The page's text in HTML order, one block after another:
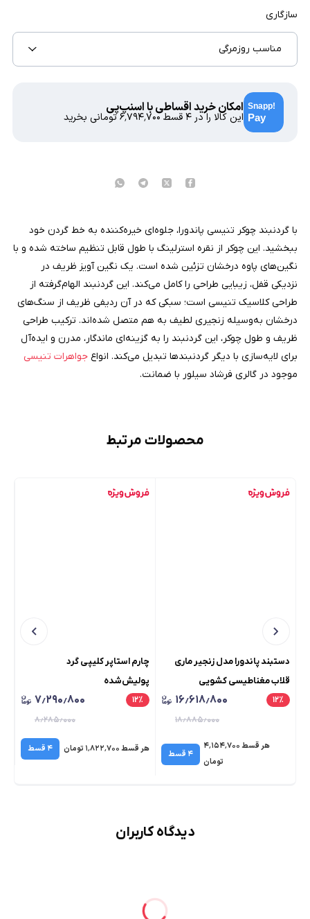
سازگاری
مناسب روزمرگی
امکان خرید اقساطی با اسنپ‌پی
این کالا را در ۴ قسط ۶٬۷۹۴٬۷۰۰تومانی بخرید
با گردنبند چوکر تنیسی پاندورا، جلوه‌ای خیره‌کننده به خط گردن خود
ببخشید. این چوکر از نقره استرلینگ با طول قابل تنظیم ساخته شده و با
نگین‌های پاوه درخشان تزئین شده است. یک نگین آویز ظریف در
نزدیکی قفل، زیبایی طراحی را کامل می‌کند. این گردنبند الهام‌گرفته از
طراحی کلاسیک تنیسی است؛ سبکی که در آن ردیفی ظریف از سنگ‌های
درخشان به‌وسیله زنجیری لطیف به هم متصل شده‌اند. ترکیب طراحی
ظریف و طول چوکر، این گردنبند را به گزینه‌ای ماندگار، مدرن و ایده‌آل
برای لایه‌سازی با دیگر گردنبندها تبدیل می‌کند. انواع جواهرات تنیسی
موجود در گالری فرشاد سیلور با ضمانت.
محصولات مرتبط
دستبند پاندورا مدل زنجیر ماری
قلاب مغناطیسی کشویی
۱۲٪ ۱۶٫۶۱۸٫۸۰۰
۱۸٫۸۸۵٫۰۰۰
هر قسط ۴٬۱۵۴٬۷۰۰
تومان
۴ قسط
چارم استاپر کلیپی گرد
پولیش‌شده
۱۲٪ ۷٫۲۹۰٫۸۰۰
۸٫۲۸۵٫۰۰۰
هر قسط ۱٬۸۲۲٬۷۰۰ تومان ۴ قسط
دیدگاه کاربران